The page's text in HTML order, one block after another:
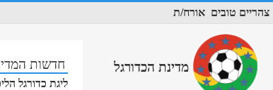
צהריים טובים אורח/ת
חדשות
ליגת כדורגל הליכה עונת
מדינת הכדורגל